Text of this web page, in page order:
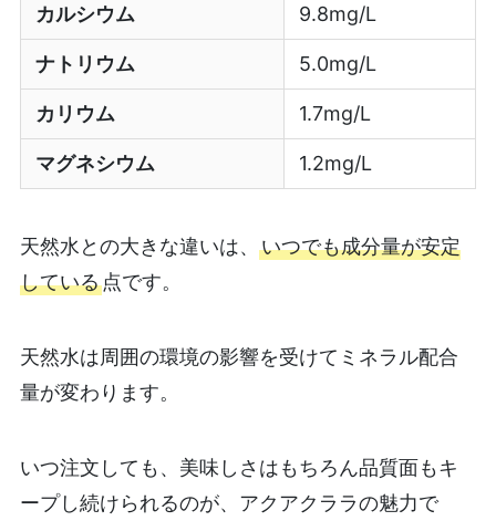
カルシウム 9.8mg/L
ナトリウム 5.0mg/L
カリウム 1.7mg/L
マグネシウム 1.2mg/L
天然水との大きな違いは、 いつでも成分量が安定
している点です。
天然水は周囲の環境の影響を受けてミネラル配合
量が変わります。
いつ注文しても、美味しさはもちろん品質面もキ
ープし続けられるのが、アクアクララの魅力で